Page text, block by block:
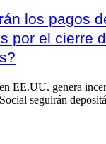
los pagos
por el cierre
EE.UU. genera
seguirán